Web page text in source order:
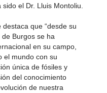
el Dr. Lluis Montoliu.
que “desde su
Burgos se ha
en su campo,
el mundo con su
única de fósiles y
del conocimiento
de nuestra